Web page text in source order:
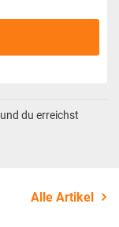
und du erreichst
Alle Artikel